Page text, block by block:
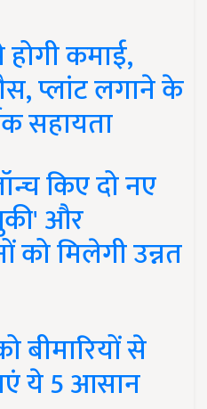
कमाई,
प्लांट लगाने के
सहायता
किए दो नए
और
को मिलेगी उन्नत
से
ये 5 आसान